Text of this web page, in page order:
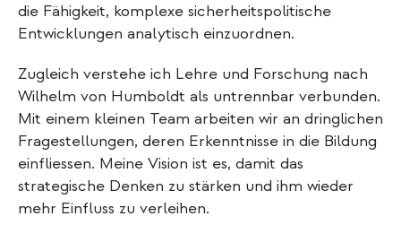
die Fähigkeit, komplexe sicherheitspolitische
Entwicklungen analytisch einzuordnen.
Zugleich verstehe ich Lehre und Forschung nach
Wilhelm von Humboldt als untrennbar verbunden.
Mit einem kleinen Team arbeiten wir an dringlichen
Fragestellungen, deren Erkenntnisse in die Bildung
einfliessen. Meine Vision ist es, damit das
strategische Denken zu stärken und ihm wieder
mehr Einfluss zu verleihen.